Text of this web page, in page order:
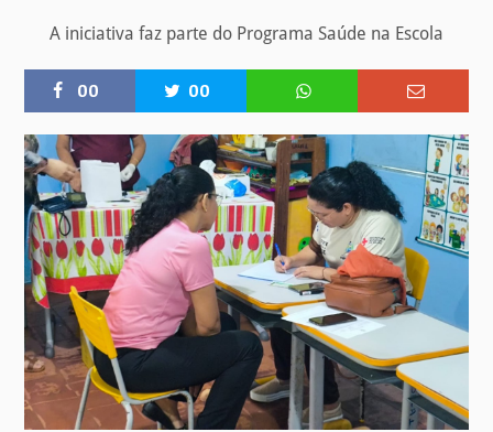
A iniciativa faz parte do Programa Saúde na Escola
00 00